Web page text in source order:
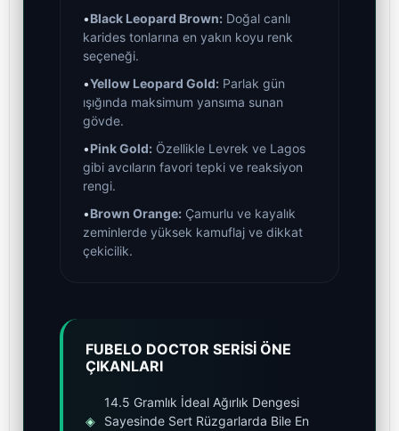
•Black Leopard Brown: Doğal canlı
karides tonlarına en yakın koyu renk
seçeneği.
•Yellow Leopard Gold: Parlak gün
ışığında maksimum yansıma sunan
gövde.
•Pink Gold: Özellikle Levrek ve Lagos
gibi avcıların favori tepki ve reaksiyon
rengi.
•Brown Orange: Çamurlu ve kayalık
zeminlerde yüksek kamuflaj ve dikkat
çekicilik.
FUBELO DOCTOR SERİSİ ÖNE
ÇIKANLARI
◈
14.5 Gramlık İdeal Ağırlık Dengesi
Sayesinde Sert Rüzgarlarda Bile En